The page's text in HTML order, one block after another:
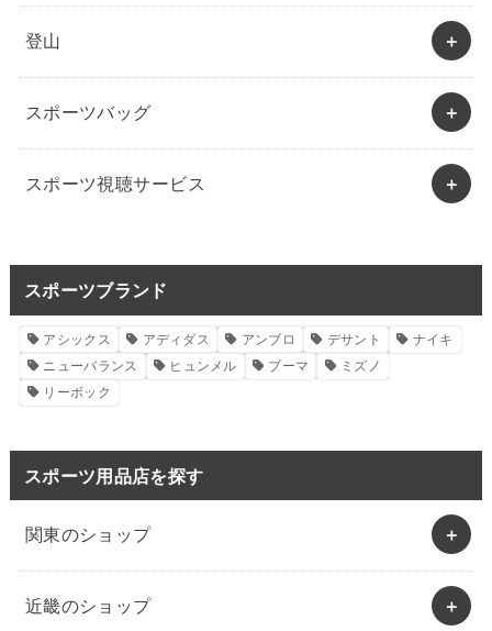
登山
スポーツバッグ
スポーツ視聴サービス
スポーツブランド
アシックス アディダス アンブロ デサント
ナイキ
ニューバランス
ヒュンメル プーマ
ミズノ
リーボック
スポーツ用品店を探す
関東のショップ
近畿のショップ